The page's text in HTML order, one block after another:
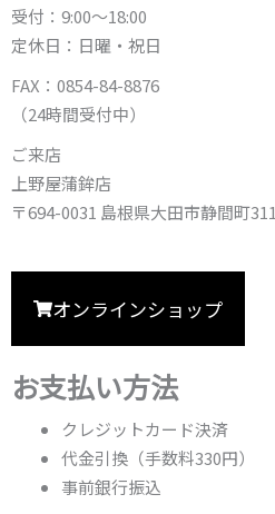
受付：9:00〜18:00
定休日：日曜・祝日
FAX：0854-84-8876
（24時間受付中）
ご来店
上野屋蒲鉾店
〒694-0031 島根県大田市静間町311
オンラインショップ
お支払い方法
クレジットカード決済
代金引換（手数料330円）
事前銀行振込